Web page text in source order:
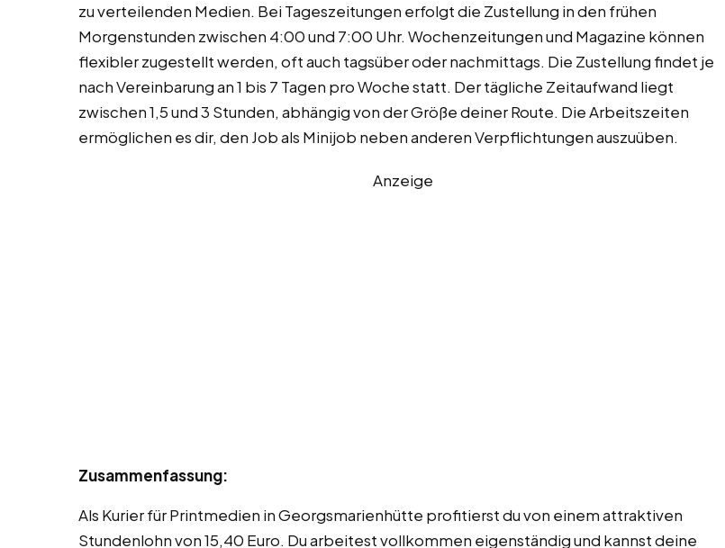
zu verteilenden Medien. Bei Tageszeitungen erfolgt die Zustellung in den frühen
Morgenstunden zwischen 4:00 und 7:00 Uhr. Wochenzeitungen und Magazine können
flexibler zugestellt werden, oft auch tagsüber oder nachmittags. Die Zustellung findet je
nach Vereinbarung an 1 bis 7 Tagen pro Woche statt. Der tägliche Zeitaufwand liegt
zwischen 1,5 und 3 Stunden, abhängig von der Größe deiner Route. Die Arbeitszeiten
ermöglichen es dir, den Job als Minijob neben anderen Verpflichtungen auszuüben.
Anzeige
Zusammenfassung:
Als Kurier für Printmedien in Georgsmarienhütte profitierst du von einem attraktiven
Stundenlohn von 15,40 Euro. Du arbeitest vollkommen eigenständig und kannst deine